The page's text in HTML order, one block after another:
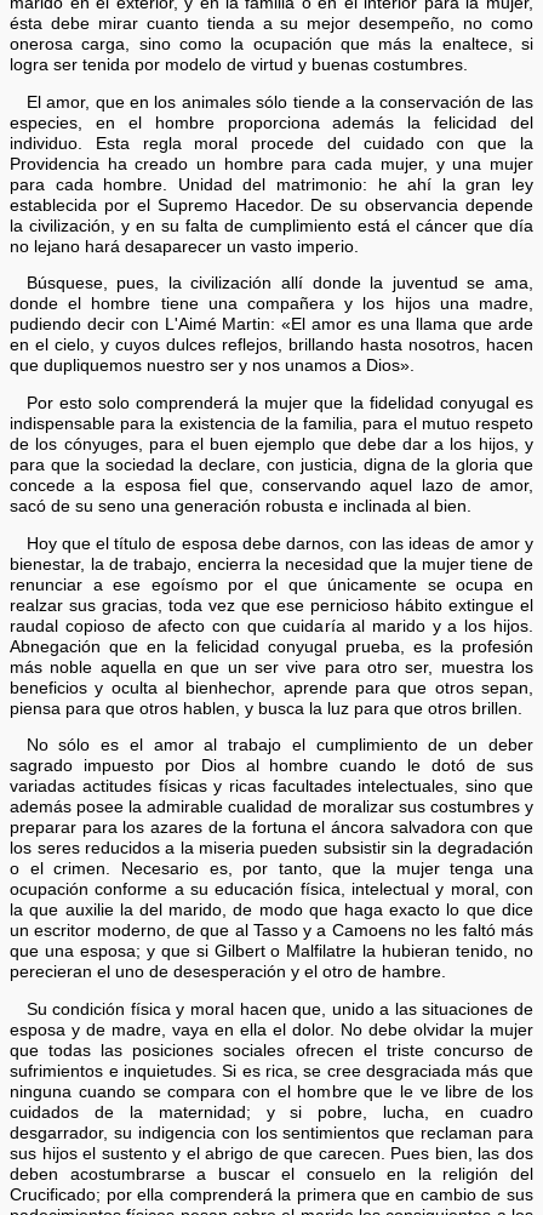
ésta debe mirar cuanto tienda a su mejor desempeño, no como
onerosa carga, sino como la ocupación que más la enaltece, si
logra ser tenida por modelo de virtud y buenas costumbres.
El amor, que en los animales sólo tiende a la conservación de las
especies, en el hombre proporciona además la felicidad del
individuo. Esta regla moral procede del cuidado con que la
Providencia ha creado un hombre para cada mujer, y una mujer
para cada hombre. Unidad del matrimonio: he ahí la gran ley
establecida por el Supremo Hacedor. De su observancia depende
la civilización, y en su falta de cumplimiento está el cáncer que día
no lejano hará desaparecer un vasto imperio.
Búsquese, pues, la civilización allí donde la juventud se ama,
donde el hombre tiene una compañera y los hijos una madre,
pudiendo decir con L'Aimé Martin: «El amor es una llama que arde
en el cielo, y cuyos dulces reflejos, brillando hasta nosotros, hacen
que dupliquemos nuestro ser y nos unamos a Dios».
Por esto solo comprenderá la mujer que la fidelidad conyugal es
indispensable para la existencia de la familia, para el mutuo respeto
de los cónyuges, para el buen ejemplo que debe dar a los hijos, y
para que la sociedad la declare, con justicia, digna de la gloria que
concede a la esposa fiel que, conservando aquel lazo de amor,
sacó de su seno una generación robusta e inclinada al bien.
Hoy que el título de esposa debe darnos, con las ideas de amor y
bienestar, la de trabajo, encierra la necesidad que la mujer tiene de
renunciar a ese egoísmo por el que únicamente se ocupa en
realzar sus gracias, toda vez que ese pernicioso hábito extingue el
raudal copioso de afecto con que cuidaría al marido y a los hijos.
Abnegación que en la felicidad conyugal prueba, es la profesión
más noble aquella en que un ser vive para otro ser, muestra los
beneficios y oculta al bienhechor, aprende para que otros sepan,
piensa para que otros hablen, y busca la luz para que otros brillen.
No sólo es el amor al trabajo el cumplimiento de un deber
sagrado impuesto por Dios al hombre cuando le dotó de sus
variadas actitudes físicas y ricas facultades intelectuales, sino que
además posee la admirable cualidad de moralizar sus costumbres y
preparar para los azares de la fortuna el áncora salvadora con que
los seres reducidos a la miseria pueden subsistir sin la degradación
o el crimen. Necesario es, por tanto, que la mujer tenga una
ocupación conforme a su educación física, intelectual y moral, con
la que auxilie la del marido, de modo que haga exacto lo que dice
un escritor moderno, de que al Tasso y a Camoens no les faltó más
que una esposa; y que si Gilbert o Malfilatre la hubieran tenido, no
perecieran el uno de desesperación y el otro de hambre.
Su condición física y moral hacen que, unido a las situaciones de
esposa y de madre, vaya en ella el dolor. No debe olvidar la mujer
que todas las posiciones sociales ofrecen el triste concurso de
sufrimientos e inquietudes. Si es rica, se cree desgraciada más que
ninguna cuando se compara con el hombre que le ve libre de los
cuidados de la maternidad; y si pobre, lucha, en cuadro
desgarrador, su indigencia con los sentimientos que reclaman para
sus hijos el sustento y el abrigo de que carecen. Pues bien, las dos
deben acostumbrarse a buscar el consuelo en la religión del
Crucificado; por ella comprenderá la primera que en cambio de sus